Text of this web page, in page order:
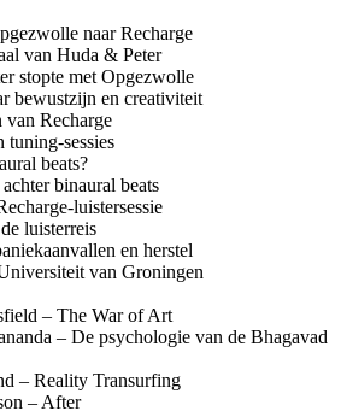
naar Recharge
van Huda & Peter
stopte met Opgezwolle
bewustzijn en creativiteit
van Recharge
tuning-sessies
beats?
binaural beats
luistersessie
luisterreis
en herstel
van Groningen
– The War of Art
– De psychologie van de Bhagavad
– Reality Transurfing
– After